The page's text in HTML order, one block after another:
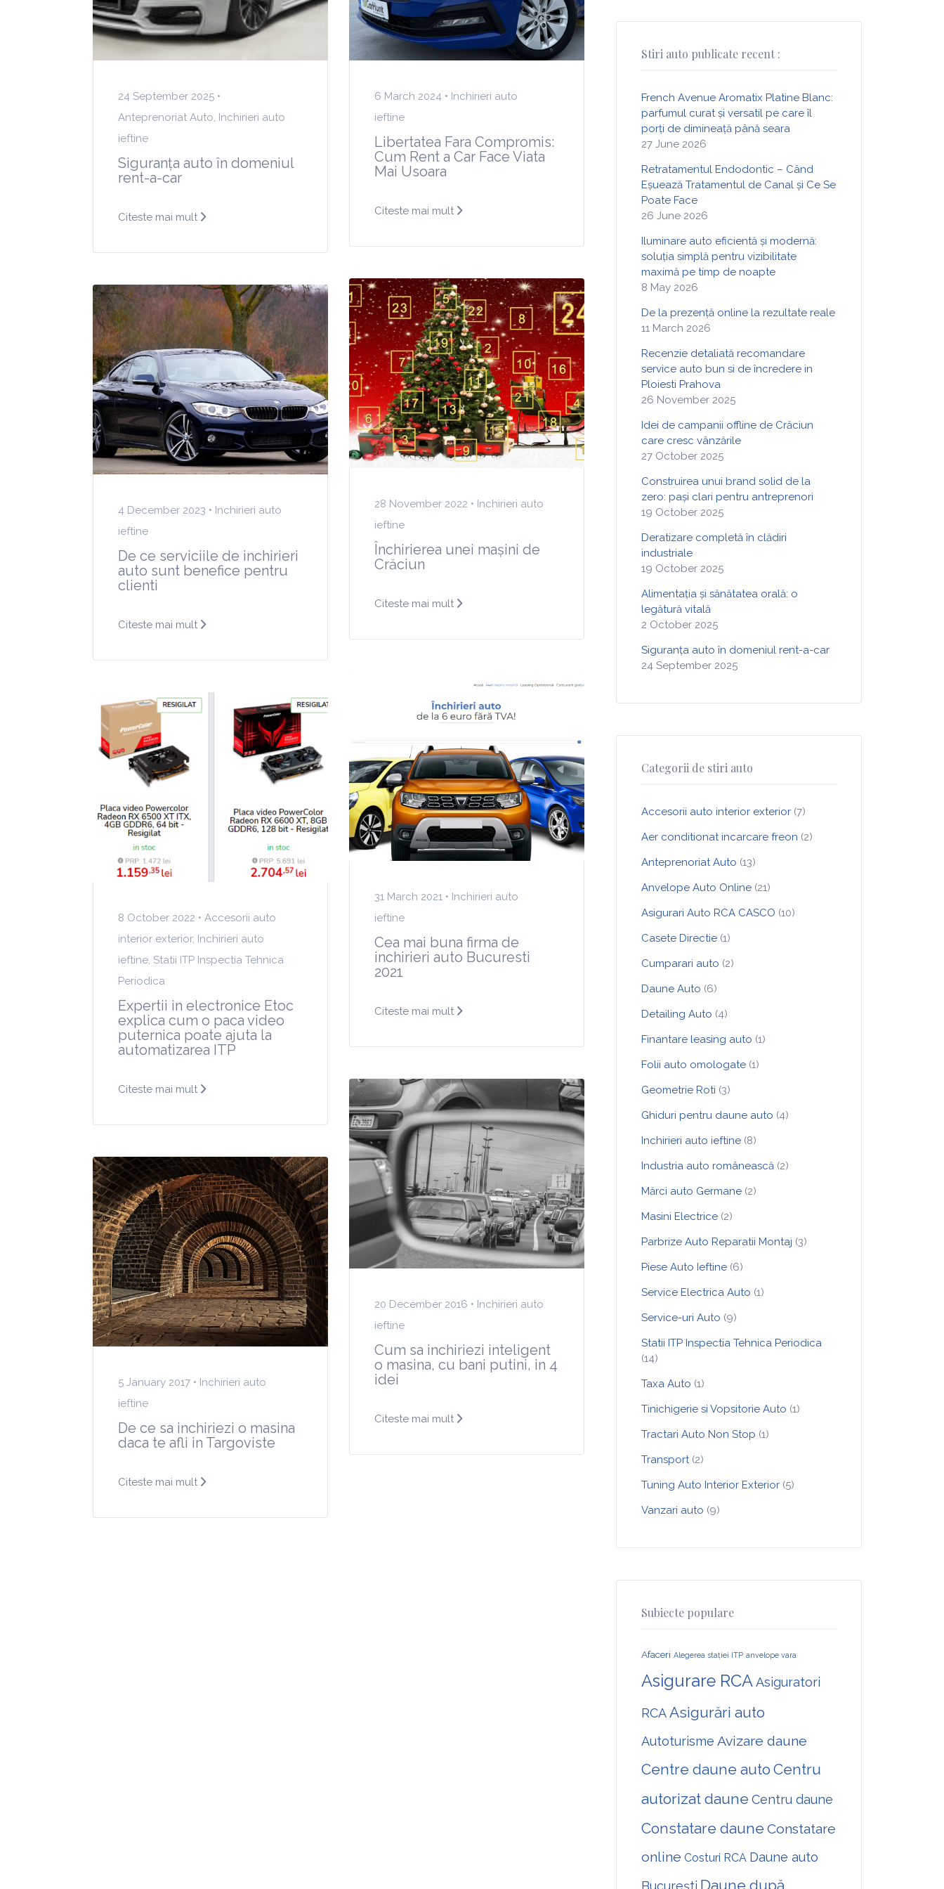
24 September 2025 •
Anteprenoriat Auto, Inchirieri auto
ieftine
Siguranța auto în domeniul
rent-a-car
Citeste mai mult
4 December 2023 • Inchirieri auto
ieftine
De ce serviciile de inchirieri
auto sunt benefice pentru
clienti
Citeste mai mult
8 October 2022 • Accesorii auto
interior exterior, Inchirieri auto
ieftine, Statii ITP Inspectia Tehnica
Periodica
Expertii in electronice Etoc
explica cum o paca video
puternica poate ajuta la
automatizarea ITP
Citeste mai mult
5 January 2017 • Inchirieri auto
ieftine
De ce sa inchiriezi o masina
daca te afli in Targoviste
Citeste mai mult
6 March 2024 • Inchirieri auto
ieftine
Libertatea Fara Compromis:
Cum Rent a Car Face Viata
Mai Usoara
Citeste mai mult
28 November 2022 • Inchirieri auto
ieftine
Închirierea unei mașini de
Crăciun
Citeste mai mult
31 March 2021 • Inchirieri auto
ieftine
Cea mai buna firma de
inchirieri auto Bucuresti
2021
Citeste mai mult
20 December 2016 • Inchirieri auto
ieftine
Cum sa inchiriezi inteligent
o masina, cu bani putini, in 4
idei
Citeste mai mult
Stiri auto publicate recent :
French Avenue Aromatix Platine Blanc:
parfumul curat și versatil pe care îl
porți de dimineață până seara
27 June 2026
Retratamentul Endodontic – Când
Eșuează Tratamentul de Canal și Ce Se
Poate Face
26 June 2026
Iluminare auto eficientă și modernă:
soluția simplă pentru vizibilitate
maximă pe timp de noapte
8 May 2026
De la prezență online la rezultate reale
11 March 2026
Recenzie detaliată recomandare
service auto bun si de încredere in
Ploiesti Prahova
26 November 2025
Idei de campanii offline de Crăciun
care cresc vânzările
27 October 2025
Construirea unui brand solid de la
zero: pași clari pentru antreprenori
19 October 2025
Deratizare completă în clădiri
industriale
19 October 2025
Alimentația și sănătatea orală: o
legătură vitală
2 October 2025
Siguranța auto în domeniul rent-a-car
24 September 2025
Categorii de stiri auto
Accesorii auto interior exterior (7)
Aer conditionat incarcare freon (2)
Anteprenoriat Auto (13)
Anvelope Auto Online (21)
Asigurari Auto RCA CASCO (10)
Casete Directie (1)
Cumparari auto (2)
Daune Auto (6)
Detailing Auto (4)
Finantare leasing auto (1)
Folii auto omologate (1)
Geometrie Roti (3)
Ghiduri pentru daune auto (4)
Inchirieri auto ieftine (8)
Industria auto românească (2)
Mărci auto Germane (2)
Masini Electrice (2)
Parbrize Auto Reparatii Montaj (3)
Piese Auto Ieftine (6)
Service Electrica Auto (1)
Service-uri Auto (9)
Statii ITP Inspectia Tehnica Periodica
(14)
Taxa Auto (1)
Tinichigerie si Vopsitorie Auto (1)
Tractari Auto Non Stop (1)
Transport(2)
Tuning Auto Interior Exterior (5)
Vanzari auto (9)
Subiecte populare
Afaceri Alegerea stației ITP anvelope vara
Asigurare RCAAsiguratori
RCAAsigurări auto
Autoturisme Avizare daune
Centre daune auto Centru
autorizat daune Centru daune
Constatare daune Constatare
online Costuri RCA Daune auto
București Daune după